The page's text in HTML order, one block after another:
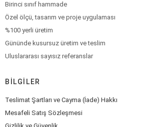
Birinci sınıf hammade
Özel ölçü, tasarım ve proje uygulaması
%100 yerli üretim
Gününde kusursuz üretim ve teslim
Uluslararası sayısız referanslar
BILGILER
Teslimat Şartları ve Cayma (İade) Hakkı
Mesafeli Satış Sözleşmesi